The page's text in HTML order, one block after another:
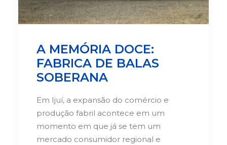
A MEMÓRIA DOCE:
FABRICA DE BALAS
SOBERANA
Em Ijuí, a expansão do comércio e
produção fabril acontece em um
momento em que já se tem um
mercado consumidor regional e